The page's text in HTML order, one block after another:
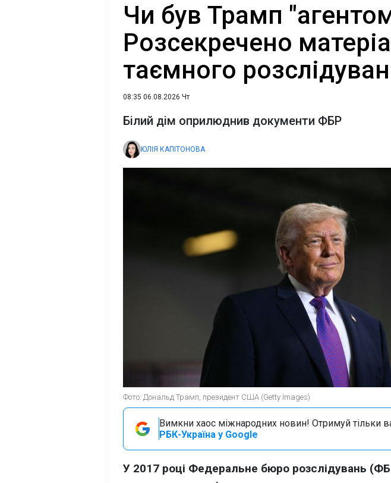
Чи був Трамп
Розсекречено
таємного
08:35 06.08.2026 Чт
Білий дім оприлюднив документи ФБР
ЮЛІЯ КАПІТОНОВА
Фото: Дональд Трамп, президент США (Getty Images)
Вимкни хаос міжнародних новин! Отримуй тільки
РБК-Україна у Google
У 2017 році Федеральне бюро розслідувань